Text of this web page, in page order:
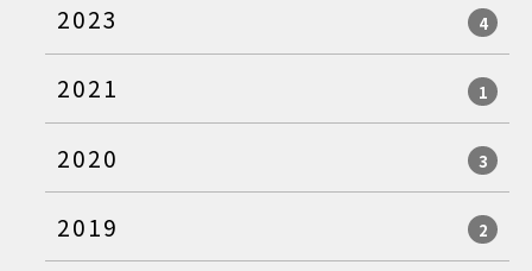
2023 4
2021 1
2020 3
2019 2